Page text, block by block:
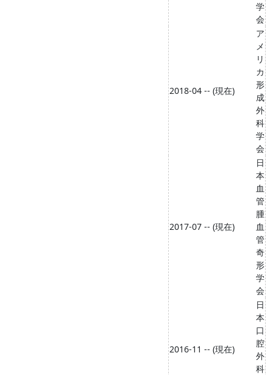
学
会
2018-04 -- (現在)
ア
メ
リ
カ
形
成
外
科
学
会
2017-07 -- (現在)
日
本
血
管
腫
血
管
奇
形
学
会
2016-11 -- (現在)
日
本
口
腔
外
科